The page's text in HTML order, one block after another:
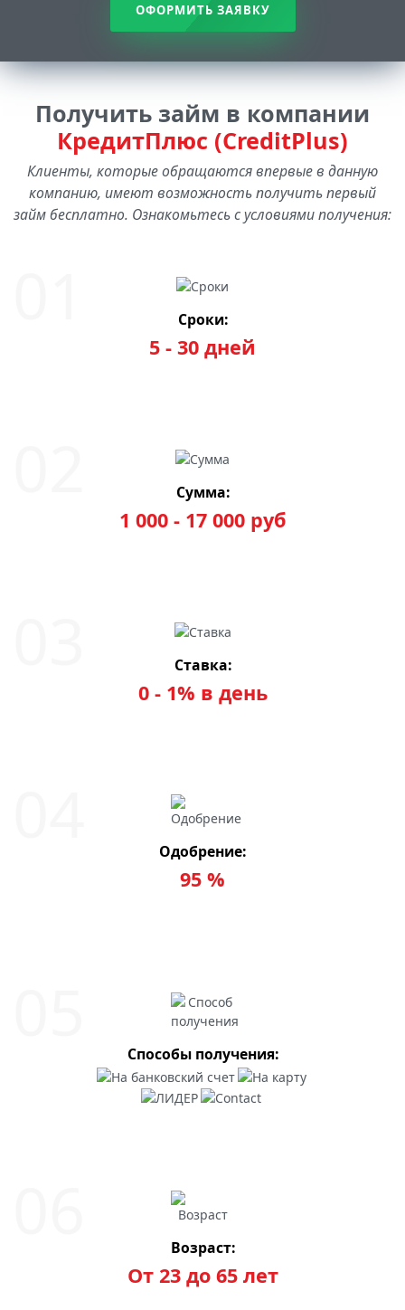
ОФОРМИТЬ ЗАЯВКУ
Получить займ в компании
КредитПлюс (CreditPlus)
Клиенты, которые обращаются впервые в данную
компанию, имеют возможность получить первый
займ бесплатно. Ознакомьтесь с условиями получения:
Сроки:
5 - 30 дней
Сумма:
1 000 - 17 000 руб
Ставка:
0 - 1% в день
Одобрение:
95 %
Способы получения:
Возраст:
От 23 до 65 лет